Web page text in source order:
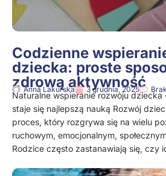
Codzienne
dziecka: proste
zdrową aktywność
Anna Lakurska 3 grudnia, 2025
Naturalne wspieranie rozwoju
staje się najlepszą nauką Rozwój
proces, który rozgrywa się na wielu
ruchowym, emocjonalnym,
Rodzice często zastanawiają się, czy